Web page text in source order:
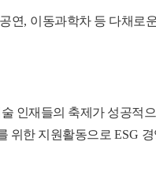
연, 이동과학차 등 다채로
인재들의 축제가 성공적
위한 지원활동으로 ESG